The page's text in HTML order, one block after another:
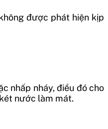
được phát hiện kịp
nhấp nháy, điều đó cho
nước làm mát.